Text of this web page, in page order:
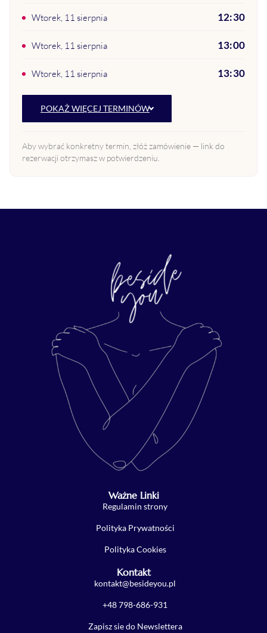
wtorek, 11 sierpnia 12:30
wtorek, 11 sierpnia 13:00
wtorek, 11 sierpnia 13:30
POKAŻ WIĘCEJ TERMINÓW
Aby wybrać konkretny termin, złóż zamówienie — link do
rezerwacji otrzymasz w potwierdzeniu.
Ważne Linki
Regulamin strony
Polityka Prywatności
Polityka Cookies
Kontakt
kontakt@besideyou.pl
+48 798-686-931
Zapisz sie do Newslettera